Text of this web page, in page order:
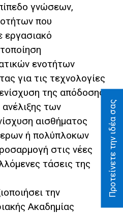
Προτείνετε την ιδέα σας
γνώσεων,
που
εργασιακό
ενοτήτων
για τις τεχνολογίες
της απόδοσης
των
αισθήματος
ή πολύπλοκων
στις νέες
τάσεις της
την
Ακαδημίας